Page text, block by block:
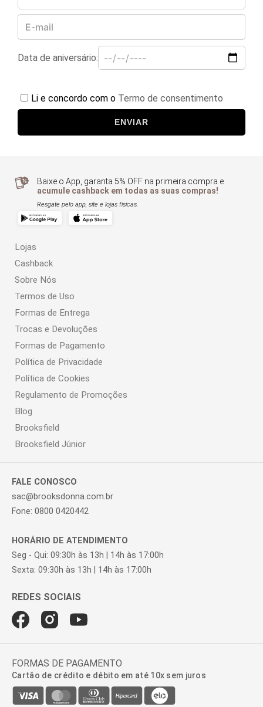
Data de aniversário:
Li e concordo com o Termo de consentimento
ENVIAR
Baixe o App, garanta 5% OFF na primeira compra e
acumule cashback em todas as suas compras!
Resgate pelo app, site e lojas físicas.
Lojas
Cashback
Sobre Nós
Termos de Uso
Formas de Entrega
Trocas e Devoluções
Formas de Pagamento
Política de Privacidade
Política de Cookies
Regulamento de Promoções
Blog
Brooksfield
Brooksfield Júnior
FALE CONOSCO
sac@brooksdonna.com.br
Fone: 0800 0420442
HORÁRIO DE ATENDIMENTO
Seg - Qui: 09:30h às 13h | 14h às 17:00h
Sexta: 09:30h às 13h | 14h às 17:00h
FORMAS DE PAGAMENTO
Cartão de crédito e débito em até 10x sem juros